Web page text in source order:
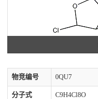
物竞编号 0QU7
分子式 C9H4Cl8O